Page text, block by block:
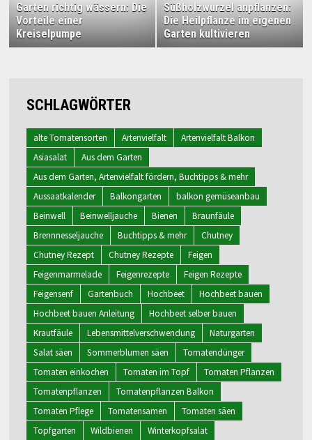
Garten richtig wässern: Die
Vorteile einer
Kreiselpumpe
Süßholzwurzel anpflanzen:
Die Heilpflanze im eigenen
Garten kultivieren
SCHLAGWÖRTER
alte Tomatensorten Artenvielfalt
Artenvielfalt Balkon
Asiasalat
Aus dem Garten
Aus dem Garten, Artenvielfalt fördern, Buchtipps & mehr
Aussaatkalender
Balkongarten
balkon gemüseanbau
Beinwell
Beinwelljauche Bienen
Braunfäule
Brennnesseljauche
Buchtipps & mehr
Chutney
Chutney Rezept
Chutney Rezepte
Feigen
Feigenmarmelade
Feigenrezepte
Feigen Rezepte
Feigensenf
Gartenbuch Hochbeet
Hochbeet bauen
Hochbeet bauen Anleitung
Hochbeet selber bauen
Krautfäule
Lebensmittelverschwendung
Naturgarten
Salat säen
Sommerblumen säen
Tomatendünger
Tomaten einkochen
Tomaten im Topf
Tomaten Pflanzen
Tomatenpflanzen
Tomatenpflanzen Balkon
Tomaten Pflege
Tomatensamen
Tomaten säen
Topfgarten
Wildbienen Winterkopfsalat